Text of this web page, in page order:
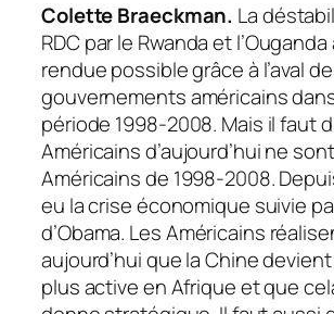
Colette Braeckman. La
RDC par le Rwanda et
rendue possible grâce à l’aval
gouvernements américains
période 1998-2008. Mais il faut
Américains d’aujourd’hui ne
Américains de 1998-2008.
eu la crise économique suivie
d’Obama. Les Américains
aujourd’hui que la Chine
plus active en Afrique et que